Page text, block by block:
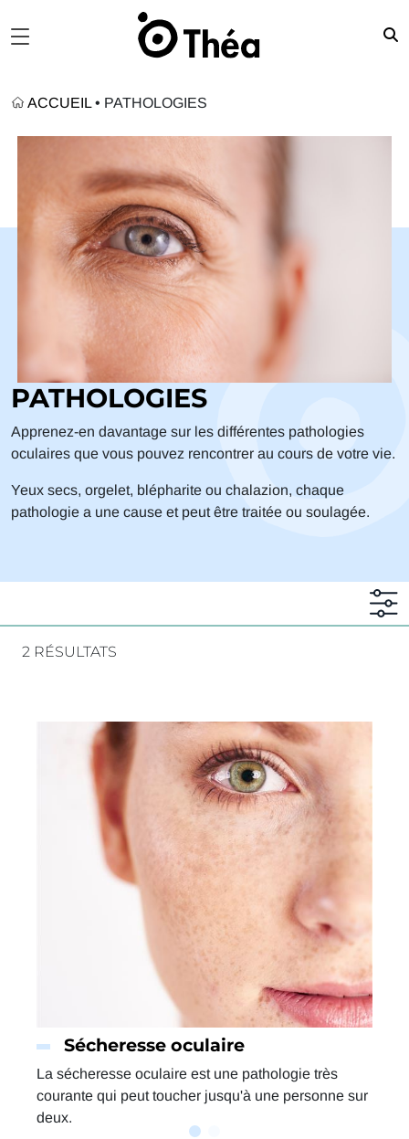
ACCUEIL• PATHOLOGIES
PATHOLOGIES
Apprenez-en davantage sur les différentes pathologies
oculaires que vous pouvez rencontrer au cours de votre vie.
Yeux secs, orgelet, blépharite ou chalazion, chaque
pathologie a une cause et peut être traitée ou soulagée.
2 RÉSULTATS
Sécheresse oculaire
La sécheresse oculaire est une pathologie très
courante qui peut toucher jusqu'à une personne sur
deux.